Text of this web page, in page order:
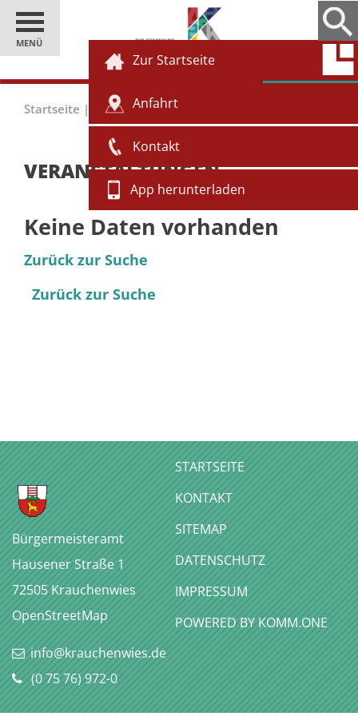
MENÜ
Zur Startseite
Anfahrt
Kontakt
App herunterladen
Startseite | Gäste |Veranstaltungen
VERANSTALTUNGEN
Keine Daten vorhanden
Zurück zur Suche
Zurück zur Suche
Bürgermeisteramt
Hausener Straße 1
72505Krauchenwies
OpenStreetMap
info@krauchenwies.de
(07576) 972-0
STARTSEITE
KONTAKT
SITEMAP
DATENSCHUTZ
IMPRESSUM
POWERED BY KOMM.ONE